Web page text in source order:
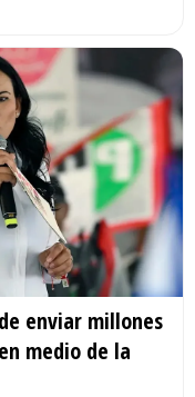
enviar millones
medio de la